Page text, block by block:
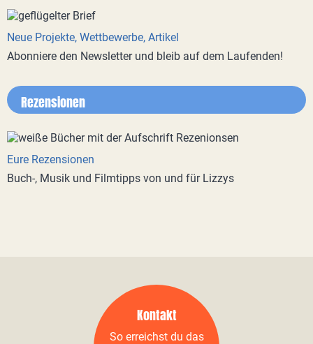
Neue Projekte, Wettbewerbe, Artikel
Abonniere den Newsletter und bleib auf dem Laufenden!
Rezensionen
Eure Rezensionen
Buch-, Musik und Filmtipps von und für Lizzys
Kontakt
So erreichst du das